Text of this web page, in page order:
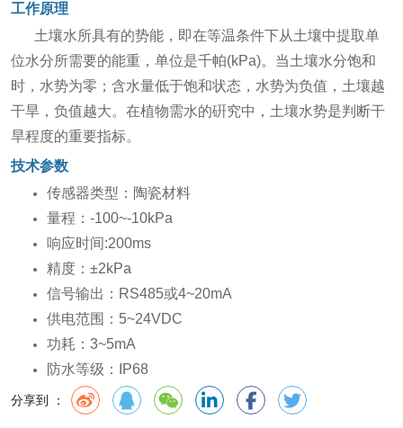
工作原理
土壤水所具有的势能，即在等温条件下从土壤中提取单
位水分所需要的能重，单位是千帕(kPa)。当土壤水分饱和
时，水势为零；含水量低于饱和状态，水势为负值，土壤越
干旱，负值越大。在植物需水的硏究中，土壤水势是判断干
旱程度的重要指标。
技术参数
传感器类型：陶瓷材料
量程：-100~-10kPa
响应时间:200ms
精度：±2kPa
信号输出：RS485或4~20mA
供电范围：5~24VDC
功耗：3~5mA
防水等级：IP68
分享到 ：